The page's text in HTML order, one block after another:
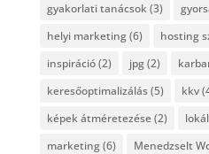
gyakorlati tanácsok (3)
helyi marketing(6) hosting
inspiráció(2) jpg(2)
keresőoptimalizálás(5) kkv
képek átméretezése(2)
marketing(6) Menedzselt